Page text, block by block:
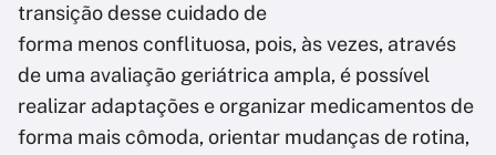
transição desse cuidado de
forma menos conflituosa, pois, às vezes, através
de uma avaliação geriátrica ampla, é possível
realizar adaptações e organizar medicamentos de
forma mais cômoda, orientar mudanças de rotina,